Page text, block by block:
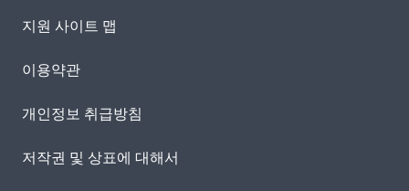
지원 사이트 맵
이용약관
개인정보 취급방침
저작권 및 상표에 대해서